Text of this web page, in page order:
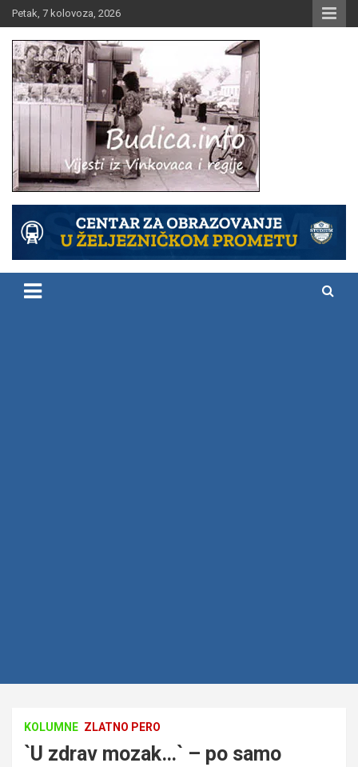
Skip
to
content
Petak, 7 kolovoza, 2026
Budica.info
KOLUMNE ZLATNO PERO
`U zdrav mozak…` – po samo